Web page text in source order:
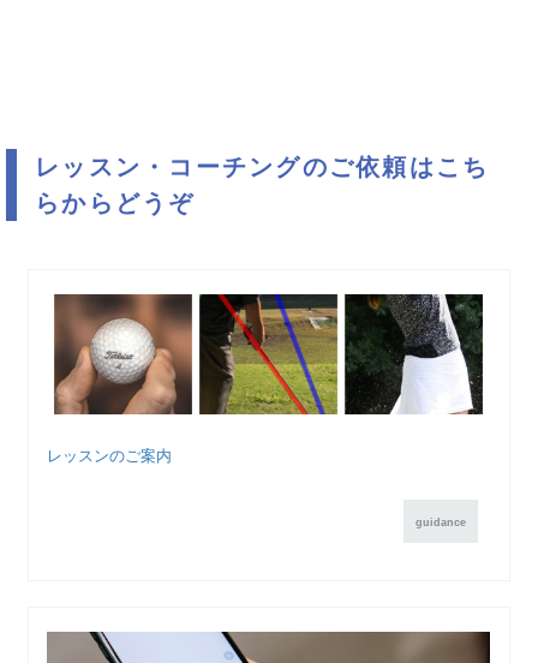
レッスン・コーチングのご依頼はこち
らからどうぞ
レッスンのご案内
guidance